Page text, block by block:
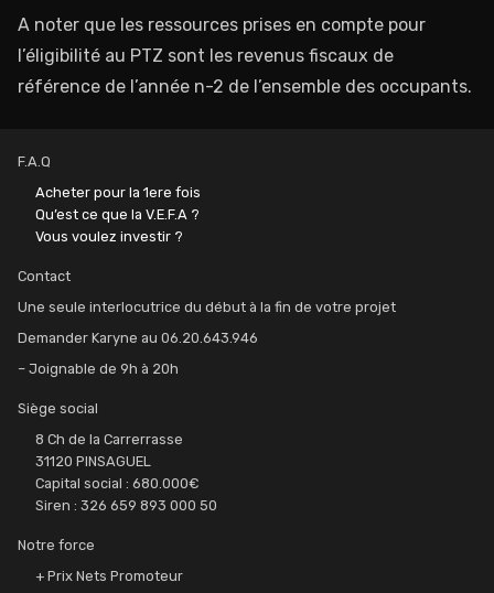
A noter que les ressources prises en compte pour
l’éligibilité au PTZ sont les revenus fiscaux de
référence de l’année n-2 de l’ensemble des occupants.
F.A.Q
Acheter pour la 1ere fois
Qu’est ce que la V.E.F.A ?
Vous voulez investir ?
Contact
Une seule interlocutrice du début à la fin de votre projet
Demander Karyne au 06.20.643.946
– Joignable de 9h à 20h
Siège social
8 Ch de la Carrerrasse
31120 PINSAGUEL
Capital social : 680.000€
Siren : 326 659 893 000 50
Notre force
+ Prix Nets Promoteur